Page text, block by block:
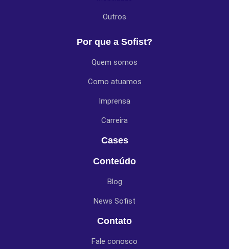
Outros
Por que a Sofist?
Quem somos
Como atuamos
Imprensa
Carreira
Cases
Conteúdo
Blog
News Sofist
Contato
Fale conosco